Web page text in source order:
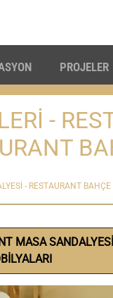
PROJELER
-
- RESTAURANT BAHÇE
MASA